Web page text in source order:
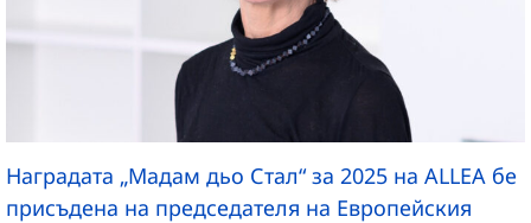
Наградата „Мадам дьо Стал“ за 2025 на ALLEA бе
присъдена на председателя на Европейския